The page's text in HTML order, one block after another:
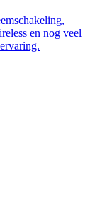
en nog veel